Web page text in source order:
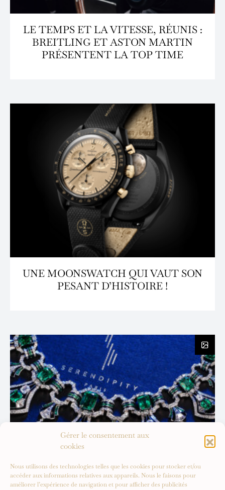
Gérer le consentement aux
cookies
Nous utilisons des technologies telles que les cookies pour stocker et/ou
accéder aux informations relatives aux appareils. Nous le faisons pour
améliorer l’expérience de navigation et pour afficher des publicités
LE TEMPS ET LA VITESSE, RÉUNIS :
BREITLING ET ASTON MARTIN
PRÉSENTENT LA TOP TIME
UNE MOONSWATCH QUI VAUT SON
PESANT D’HISTOIRE !